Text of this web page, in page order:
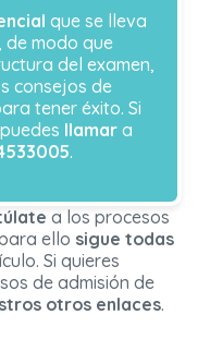
que se lleva
, de modo que
del examen,
consejos de
tener éxito. Si
llamar a
.
a los procesos
ello sigue todas
Si quieres
de admisión de
otros enlaces.